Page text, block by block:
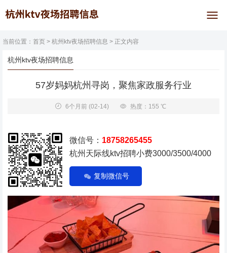
当前位置： 首页 > 杭州ktv夜场招聘信息 > 正文内容
杭州ktv夜场招聘信息
57岁妈妈杭州寻岗，聚焦家政服务行业
6个月前(02-14) 热度：155 ℃
微信号： 18758265455
杭州天际线ktv招聘小费3000/3500/4000
复制微信号